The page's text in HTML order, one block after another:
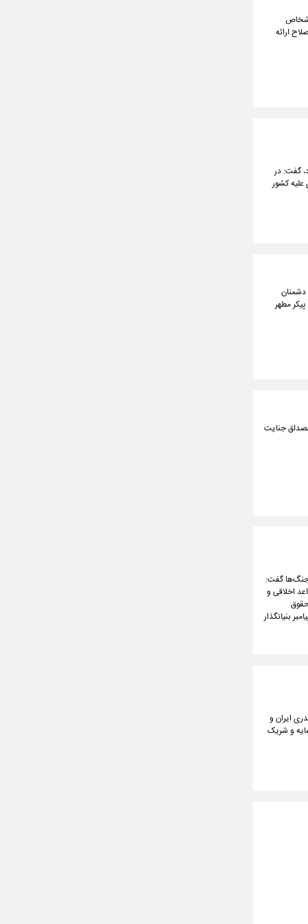
اشخاص
ارائه
گفت: در
علیه کشور
دشمنان
مطهر
جنایت
جنگ‌ها گفت:
اخلاقی و
بنیانگذار
ایران و
و شریک